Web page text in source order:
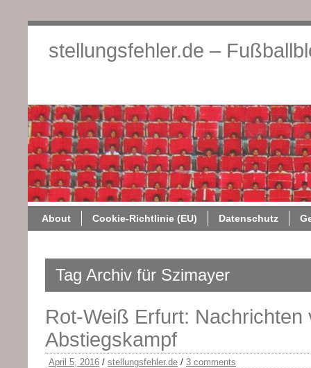
stellungsfehler.de –
About Cookie-Richtlinie (EU) Datenschutz
Tag Archiv für Szimayer
Rot-Weiß Erfurt: Nachrichten
Abstiegskampf
April 5, 2016 / stellungsfehler.de / 3 comments